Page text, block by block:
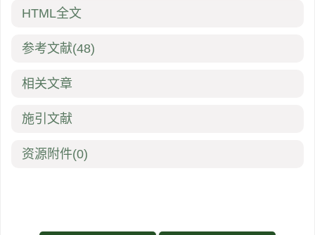
HTML全文
参考文献(48)
相关文章
施引文献
资源附件(0)